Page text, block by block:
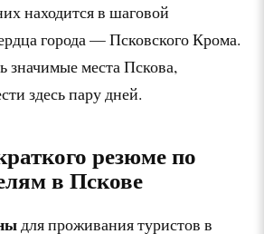
находится в шаговой
города — Псковского Крома.
значимые места Пскова,
здесь пару дней.
резюме по
в Пскове
для проживания туристов в